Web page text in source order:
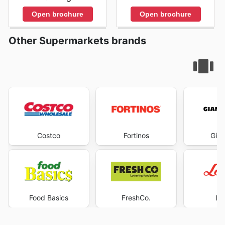
Open brochure Open brochure
Other Supermarkets brands
Costco
Food Basics
Fortinos
FreshCo.